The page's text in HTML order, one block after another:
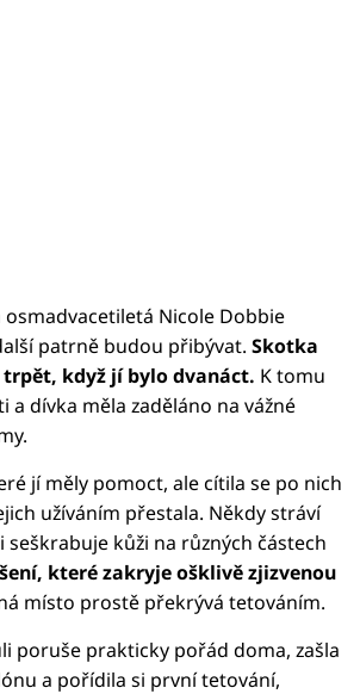
osmadvacetiletá Nicole Dobbie
patrně budou přibývat. Skotka
když jí bylo dvanáct. K tomu
a dívka měla zaděláno na vážné
jí měly pomoct, ale cítila se po nich
užíváním přestala. Někdy stráví
seškrabuje kůži na různých částech
které zakryje ošklivě zjizvenou
místo prostě překrývá tetováním.
poruše prakticky pořád doma, zašla
a pořídila si první tetování,